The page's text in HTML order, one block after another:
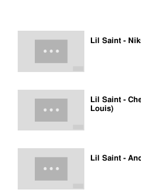
Lil Saint -
Lil Saint -
Louis)
Lil Saint -